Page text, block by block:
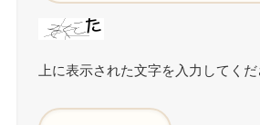
上に表示された文字を入力してくだ